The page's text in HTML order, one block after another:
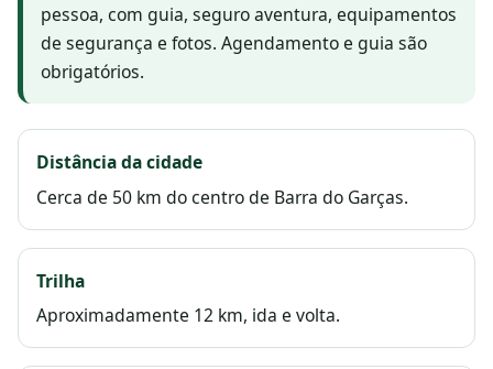
pessoa, com guia, seguro aventura, equipamentos
de segurança e fotos. Agendamento e guia são
obrigatórios.
Distância da cidade
Cerca de 50 km do centro de Barra do Garças.
Trilha
Aproximadamente 12 km, ida e volta.